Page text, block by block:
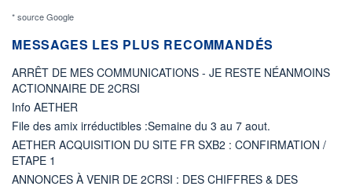
* source Google
MESSAGES LES PLUS RECOMMANDÉS
ARRÊT DE MES COMMUNICATIONS - JE RESTE NÉANMOINS
ACTIONNAIRE DE 2CRSI
Info AETHER
File des amix irréductibles :Semaine du 3 au 7 aout.
AETHER ACQUISITION DU SITE FR SXB2 : CONFIRMATION /
ETAPE 1
ANNONCES À VENIR DE 2CRSI : DES CHIFFRES & DES